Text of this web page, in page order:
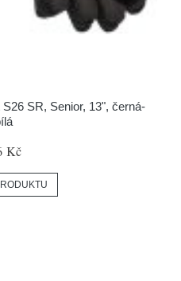
SR, Senior, 13", černá-
Kč